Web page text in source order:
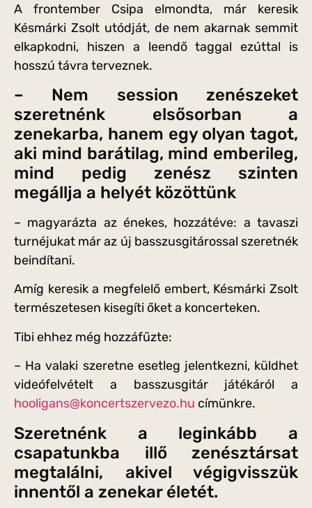
A frontember Csipa elmondta, már keresik
Késmárki Zsolt utódját, de nem akarnak semmit
elkapkodni, hiszen a leendő taggal ezúttal is
hosszú távra terveznek.
– Nem session zenészeket
szeretnénk elsősorban a
zenekarba, hanem egy olyan tagot,
aki mind barátilag, mind emberileg,
mind pedig zenész szinten
megállja a helyét közöttünk
– magyarázta az énekes, hozzátéve: a tavaszi
turnéjukat már az új basszusgitárossal szeretnék
beindítani.
Amíg keresik a megfelelő embert, Késmárki Zsolt
természetesen kisegíti őket a koncerteken.
Tibi ehhez még hozzáfűzte:
– Ha valaki szeretne esetleg jelentkezni, küldhet
videófelvételt a basszusgitár játékáról a
hooligans@koncertszervezo.hu címünkre.
Szeretnénk a leginkább a
csapatunkba illő zenésztársat
megtalálni, akivel végigvisszük
innentől a zenekar életét.